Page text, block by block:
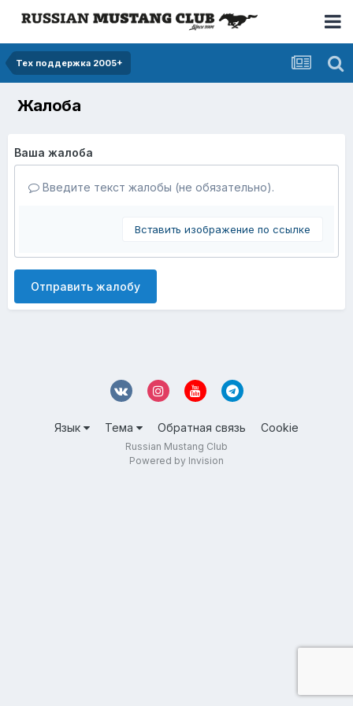
Тех поддержка 2005+
Жалоба
Ваша жалоба
Введите текст жалобы (не обязательно).
Вставить изображение по ссылке
Отправить жалобу
Язык Тема Обратная связь Cookie
Russian Mustang Club
Powered by Invision